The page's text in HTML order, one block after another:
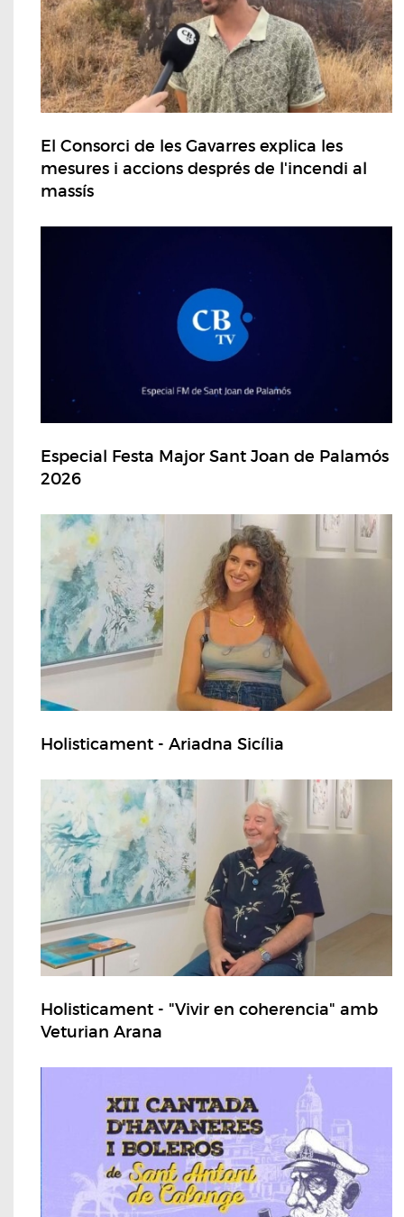
El Consorci de les Gavarres explica les
mesures i accions després de l'incendi al
massís
Especial Festa Major Sant Joan de Palamós
2026
Holisticament - Ariadna Sicília
Holisticament - "Vivir en coherencia" amb
Veturian Arana